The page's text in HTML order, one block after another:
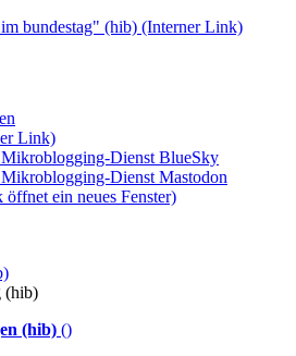
bundestag" (hib) (Interner Link)
Link)
Dienst BlueSky
Dienst Mastodon
ein neues Fenster)
(hib)
(hib) ()